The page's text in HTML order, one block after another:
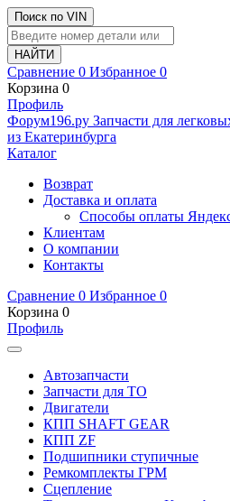
Поиск по VIN
Сравнение 0 Избранное 0
Корзина 0
Профиль
Фoрум196.ру Запчасти для
из Екатеринбурга
Каталог
Возврат
Доставка и оплата
Способы оплаты
Клиентам
О компании
Контакты
Сравнение 0 Избранное 0
Корзина 0
Профиль
Автозапчасти
Запчасти для ТО
Двигатели
КПП SHAFT GEAR
КПП ZF
Подшипники ступичные
Ремкомплекты ГРМ
Сцепление